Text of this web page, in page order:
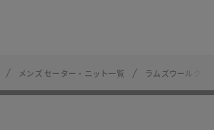
メンズ セーター・ニット一覧 ラムズウールクル